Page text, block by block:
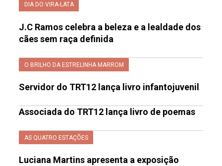
DIA DO VIRA-LATA
J.C Ramos celebra a beleza e a lealdade dos
cães sem raça definida
O BRILHO DA ESTRELINHA MARROM
Servidor do TRT12 lança livro infantojuvenil
Associada do TRT12 lança livro de poemas
AS QUATRO ESTAÇÕES
Luciana Martins apresenta a exposição